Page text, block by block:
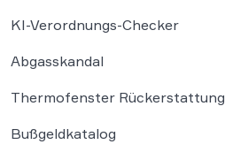
KI-Verordnungs-Checker
Abgasskandal
Thermofenster Rückerstattung
Bußgeldkatalog